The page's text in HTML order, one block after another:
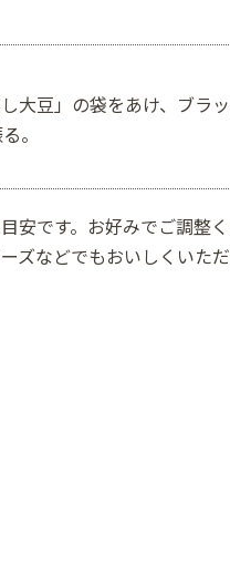
大豆」の袋をあけ、ブラ
。
安です。お好みでご調整く
などでもおいしくいただ